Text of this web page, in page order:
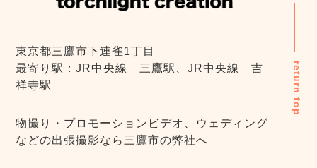
return top
東京都三鷹市下連雀1丁目
最寄り駅：JR中央線 三鷹駅、JR中央線 吉
祥寺駅
物撮り・プロモーションビデオ、ウェディング
などの出張撮影なら三鷹市の弊社へ